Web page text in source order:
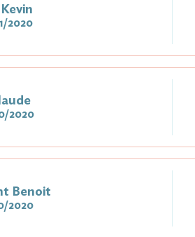
2020
2020
Benoit
2020